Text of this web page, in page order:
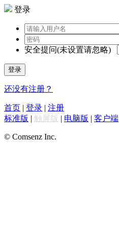
登录
安全提问(未设置请忽略)
登录
还没有注册？
首页 | 登录 | 注册
标准版 | 触屏版 | 电脑版 | 客户端
© Comsenz Inc.